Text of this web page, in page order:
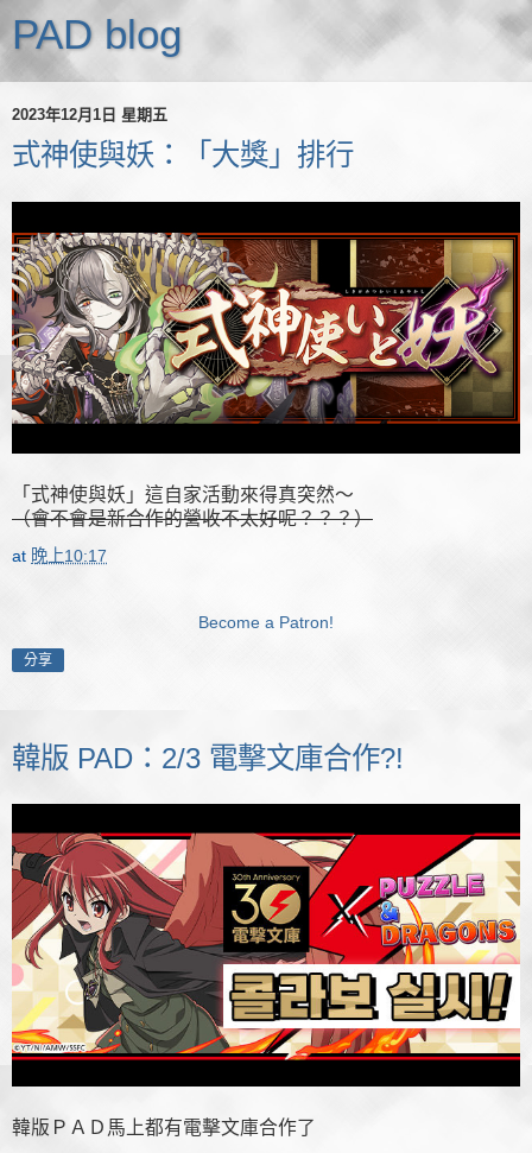
PAD blog
2023年12月1日 星期五
式神使與妖：「大獎」排行
「式神使與妖」這自家活動來得真突然～
（會不會是新合作的營收不太好呢？？？）
at 晚上10:17
Become a Patron!
分享
韓版 PAD：2/3 電擊文庫合作?!
韓版ＰＡＤ馬上都有電擊文庫合作了